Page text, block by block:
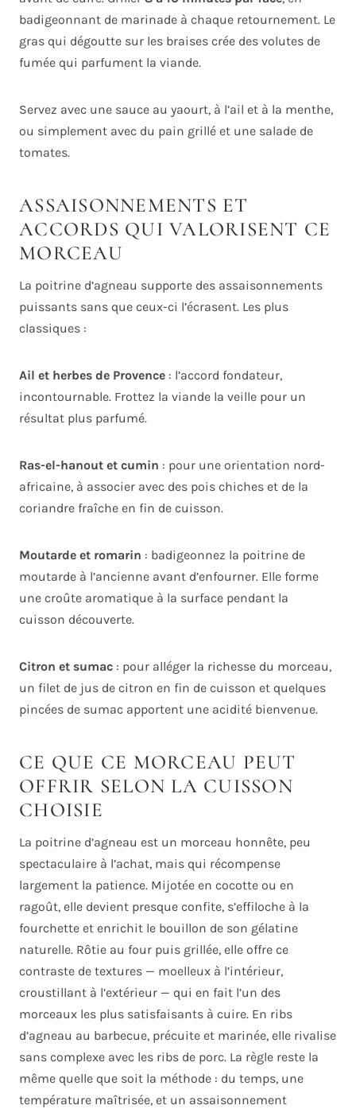
badigeonnant de marinade à chaque retournement. Le
gras qui dégoutte sur les braises crée des volutes de
fumée qui parfument la viande.
Servez avec une sauce au yaourt, à l’ail et à la menthe,
ou simplement avec du pain grillé et une salade de
tomates.
ASSAISONNEMENTS ET
ACCORDS QUI VALORISENT CE
MORCEAU
La poitrine d’agneau supporte des assaisonnements
puissants sans que ceux-ci l’écrasent. Les plus
classiques :
Ail et herbes de Provence : l’accord fondateur,
incontournable. Frottez la viande la veille pour un
résultat plus parfumé.
Ras-el-hanout et cumin : pour une orientation nord-
africaine, à associer avec des pois chiches et de la
coriandre fraîche en fin de cuisson.
Moutarde et romarin : badigeonnez la poitrine de
moutarde à l’ancienne avant d’enfourner. Elle forme
une croûte aromatique à la surface pendant la
cuisson découverte.
Citron et sumac : pour alléger la richesse du morceau,
un filet de jus de citron en fin de cuisson et quelques
pincées de sumac apportent une acidité bienvenue.
CE QUE CE MORCEAU PEUT
OFFRIR SELON LA CUISSON
CHOISIE
La poitrine d’agneau est un morceau honnête, peu
spectaculaire à l’achat, mais qui récompense
largement la patience. Mijotée en cocotte ou en
ragoût, elle devient presque confite, s’effiloche à la
fourchette et enrichit le bouillon de son gélatine
naturelle. Rôtie au four puis grillée, elle offre ce
contraste de textures — moelleux à l’intérieur,
croustillant à l’extérieur — qui en fait l’un des
morceaux les plus satisfaisants à cuire. En ribs
d’agneau au barbecue, précuite et marinée, elle rivalise
sans complexe avec les ribs de porc. La règle reste la
même quelle que soit la méthode : du temps, une
température maîtrisée, et un assaisonnement